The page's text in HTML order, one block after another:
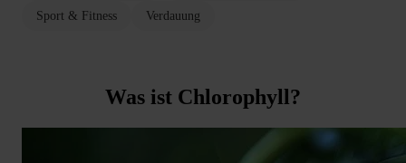
Sport & Fitness Verdauung
Was ist Chlorophyll?